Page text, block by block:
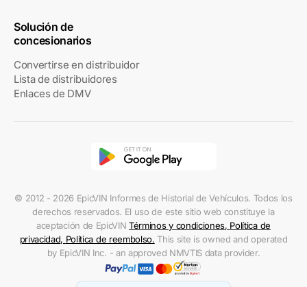
Solución de
concesionarios
Convertirse en distribuidor
Lista de distribuidores
Enlaces de DMV
© 2012 - 2026 EpicVIN Informes de Historial de Vehículos. Todos los
derechos reservados. El uso de este sitio web constituye la
aceptación de EpicVINTérminos y condiciones, Política de
privacidad, Política de reembolso. This site is owned and operated
by EpicVIN Inc. - an approved NMVTIS data provider.